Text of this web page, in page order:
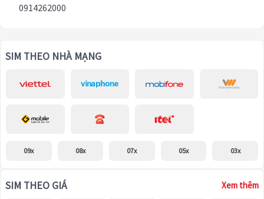
0914262000
SIM THEO NHÀ MẠNG
09x 08x 07x 05x 03x
SIM THEO GIÁ Xem thêm